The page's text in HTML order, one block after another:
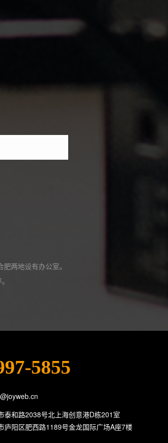
两地设有办公室。
5855
泰和路2038号北上海创意港D栋201室
庐阳区肥西路1189号金龙国际广场A座7楼